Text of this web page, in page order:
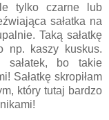
tylko czarne lub
sałatka na
Taką sałatkę
np. kaszy kuskus.
sałatek, bo takie
Sałatkę skropiłam
który tutaj bardzo